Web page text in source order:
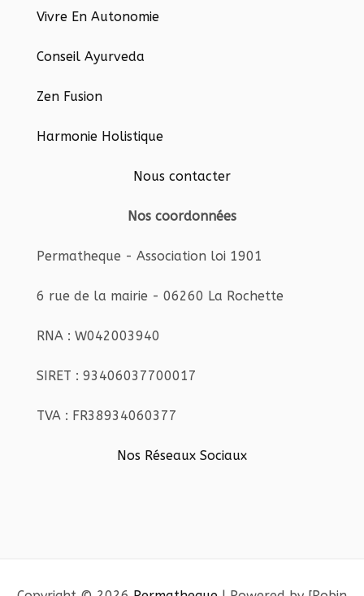
Vivre En Autonomie
Conseil Ayurveda
Zen Fusion
Harmonie Holistique
Nous contacter
Nos coordonnées
Permatheque - Association loi 1901
6 rue de la mairie - 06260 La Rochette
RNA : W042003940
SIRET : 93406037700017
TVA : FR38934060377
Nos Réseaux Sociaux